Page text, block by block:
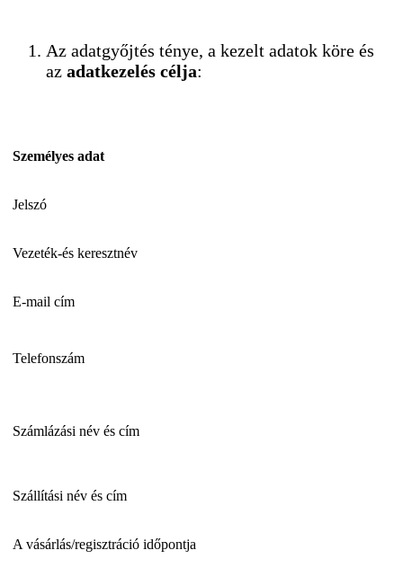
Az adatgyőjtés ténye, a kezelt adatok köre és
az adatkezelés célja:
Személyes adat
Jelszó
Vezeték-és keresztnév
E-mail cím
Telefonszám
Számlázási név és cím
Szállítási név és cím
A vásárlás/regisztráció időpontja